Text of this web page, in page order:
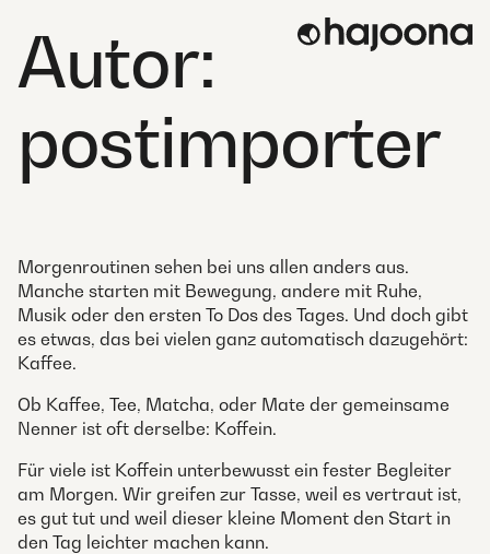
content
Autor:
postimporter
Morgenroutinen sehen bei uns allen anders aus.
Manche starten mit Bewegung, andere mit Ruhe,
Musik oder den ersten To Dos des Tages. Und doch gibt
es etwas, das bei vielen ganz automatisch dazugehört:
Kaffee.
Ob Kaffee, Tee, Matcha, oder Mate der gemeinsame
Nenner ist oft derselbe: Koffein.
Für viele ist Koffein unterbewusst ein fester Begleiter
am Morgen. Wir greifen zur Tasse, weil es vertraut ist,
es gut tut und weil dieser kleine Moment den Start in
den Tag leichter machen kann.